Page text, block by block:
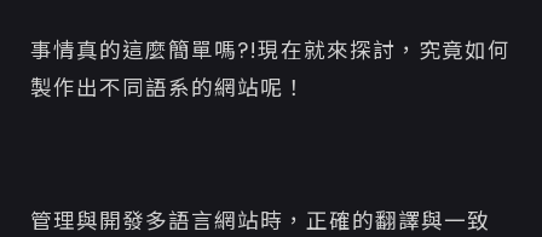
事情真的這麼簡單嗎?!現在就來探討，究竟如何
製作出不同語系的網站呢！
管理與開發多語言網站時，正確的翻譯與一致